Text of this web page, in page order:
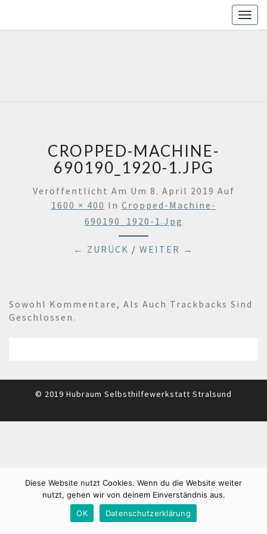
CROPPED-MACHINE-
690190_1920-1.JPG
Veröffentlicht Am Um 8. April 2019 Auf
1600 × 400 In Cropped-Machine-
690190_1920-1.jpg
← ZURÜCK / WEITER →
Sowohl Kommentare, Als Auch Trackbacks Sind
Geschlossen.
© 2019 Hubraum Selbsthilfewerkstatt Stralsund
Diese Website nutzt Cookies. Wenn du die Website weiter
nutzt, gehen wir von deinem Einverständnis aus.
OK
Datenschutzerklärung